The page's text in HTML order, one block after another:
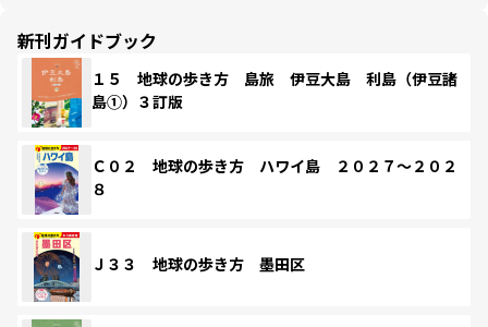
新刊ガイドブック
１５ 地球の歩き方 島旅 伊豆大島 利島（伊豆諸
島①）３訂版
Ｃ０２ 地球の歩き方 ハワイ島 ２０２７～２０２
８
Ｊ３３ 地球の歩き方 墨田区